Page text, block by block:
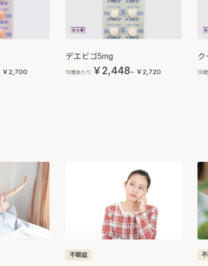
￥2,700
デエビゴ5mg
10錠あたり ￥2,448~ ￥2,720 10
不眠症